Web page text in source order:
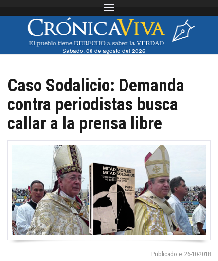
Toggle navigation
Sábado, 08 de agosto del 2026
Caso Sodalicio: Demanda
contra periodistas busca
callar a la prensa libre
Publicado el 26-10-2018